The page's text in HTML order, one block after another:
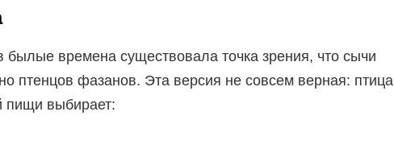
былые времена существовала точка зрения, что сычи
птенцов фазанов. Эта версия не совсем верная: птица
пищи выбирает: